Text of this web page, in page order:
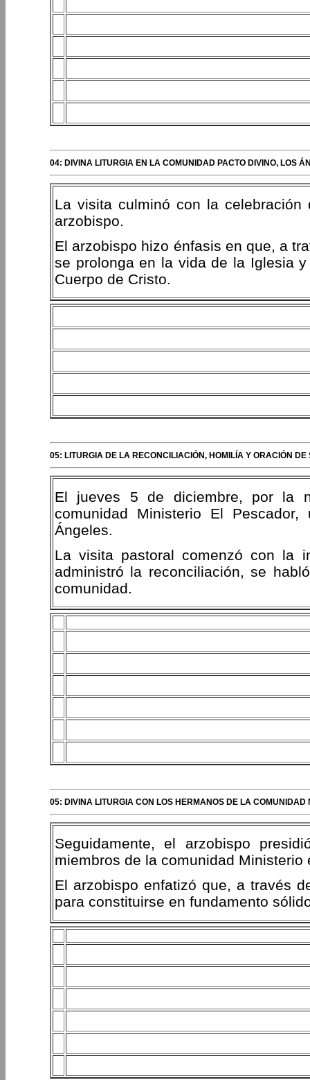
04: DIVINA LITURGIA EN LA COMUNIDAD PACTO DIVINO, LOS
La visita culminó con la
arzobispo.
El arzobispo hizo énfasis en que, a
se prolonga en la vida de la Iglesia
Cuerpo de Cristo.
05: LITURGIA DE LA RECONCILIACIÓN, HOMILÍA Y ORACIÓN
El jueves 5 de diciembre, por la
comunidad Ministerio El
Ángeles.
La visita pastoral comenzó con la
administró la reconciliación, se
comunidad.
05: DIVINA LITURGIA CON LOS HERMANOS DE LA
Seguidamente, el arzobispo
miembros de la comunidad
El arzobispo enfatizó que, a través
para constituirse en fundamento